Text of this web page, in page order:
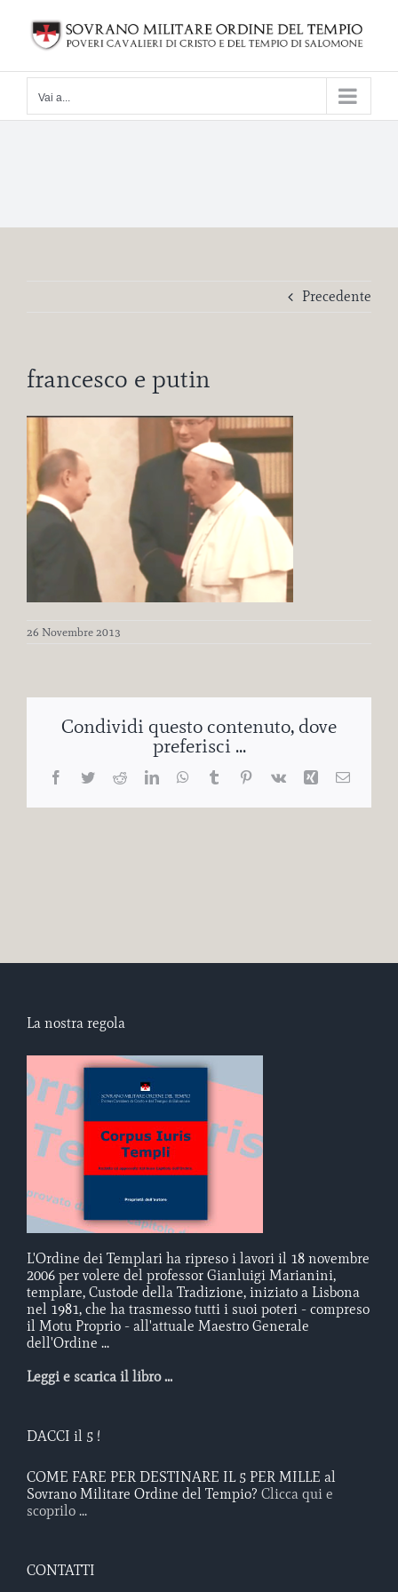
contenuto
Vai a...
Precedente
francesco e putin
26 Novembre 2013
Condividi questo contenuto, dove
preferisci ...
Facebook
TwitterRedditLinkedInWhatsApp
TumblrPinterest
Vk Xing Email
La nostra regola
L'Ordine dei Templari ha ripreso i lavori il 18 novembre
2006 per volere del professor Gianluigi Marianini,
templare, Custode della Tradizione, iniziato a Lisbona
nel 1981, che ha trasmesso tutti i suoi poteri - compreso
il Motu Proprio - all'attuale Maestro Generale
dell'Ordine ...
Leggi e scarica il libro ...
DACCI il 5 !
COME FARE PER DESTINARE IL 5 PER MILLE al
Sovrano Militare Ordine del Tempio? Clicca qui e
scoprilo ...
CONTATTI